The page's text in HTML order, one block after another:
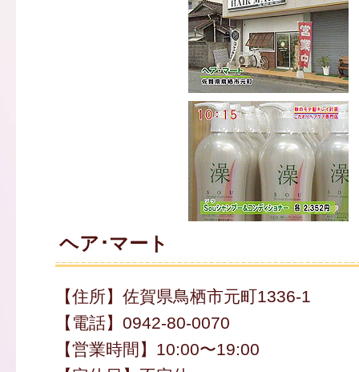
ヘア･マート
【住所】佐賀県鳥栖市元町1336-1
【電話】0942-80-0070
【営業時間】10:00〜19:00